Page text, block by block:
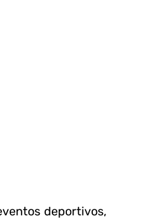
deportivos,